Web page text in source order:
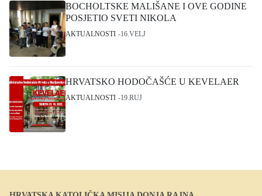
BOCHOLTSKE MALIŠANE I OVE GODINE
POSJETIO SVETI NIKOLA
AKTUALNOSTI 16.VELJ
HRVATSKO HODOČAŠĆE U KEVELAER
AKTUALNOSTI 19.RUJ